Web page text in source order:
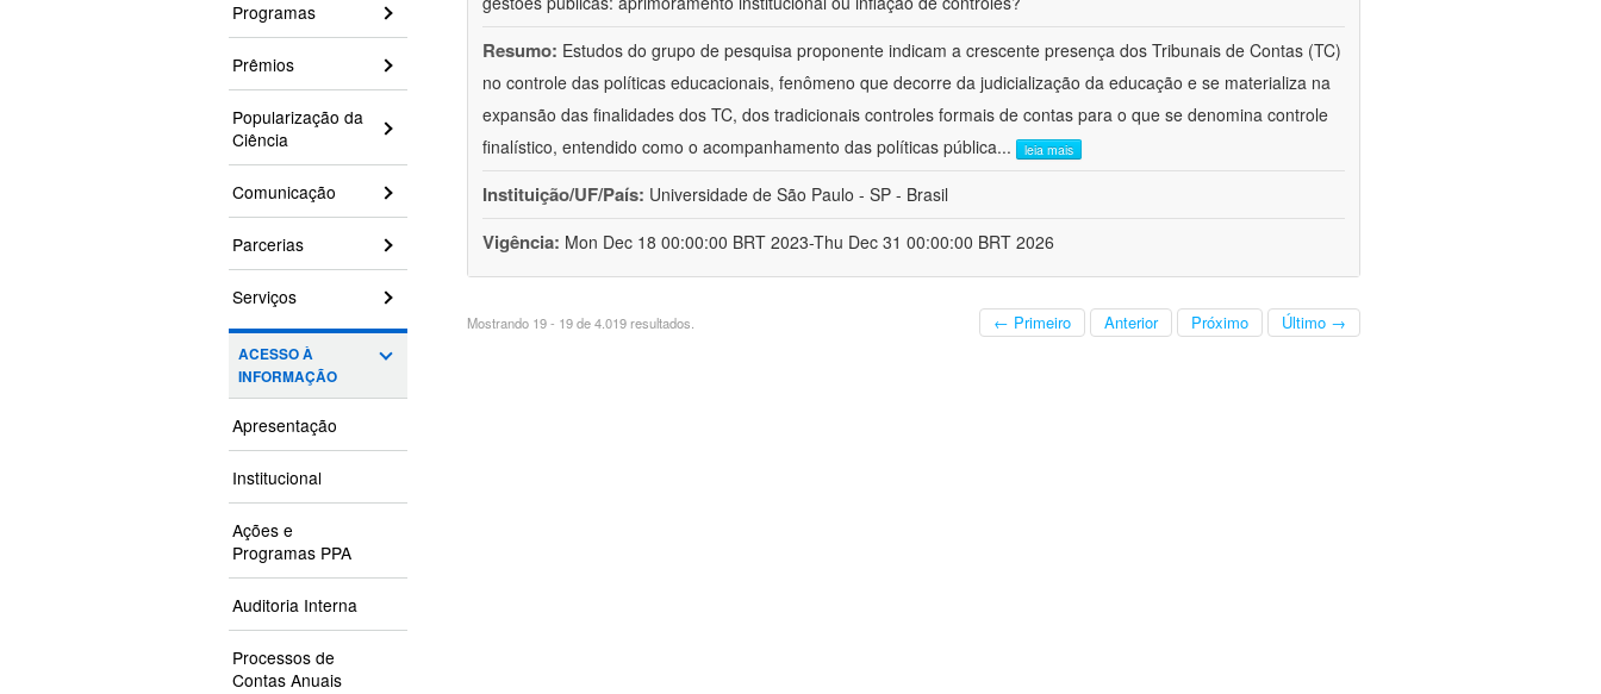
Programas
Prêmios
Popularização da
Ciência
Comunicação
Parcerias
Serviços
ACESSO À
INFORMAÇÃO
Apresentação
Institucional
Ações e
Programas PPA
Auditoria Interna
Processos de
Contas Anuais
Resumo: Estudos do grupo de pesquisa proponente indicam a crescente presença dos Tribunais de Contas (TC)
no controle das políticas educacionais, fenômeno que decorre da judicialização da educação e se materializa na
expansão das finalidades dos TC, dos tradicionais controles formais de contas para o que se denomina controle
finalístico, entendido como o acompanhamento das políticas pública... leia mais
Instituição/UF/País: Universidade de São Paulo - SP - Brasil
Vigência: Mon Dec 18 00:00:00 BRT 2023-Thu Dec 31 00:00:00 BRT 2026
Mostrando 19 - 19 de 4.019 resultados. ← Primeiro Anterior Próximo Último →